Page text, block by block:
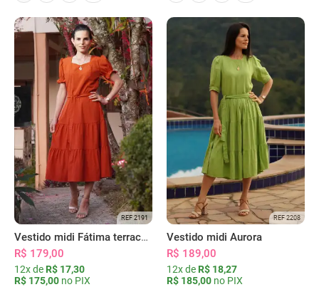
REF 2191
Vestido midi Fátima terracota
R$ 179,00
12x de R$ 17,30
R$ 175,00 no PIX
REF 2208
Vestido midi Aurora
R$ 189,00
12x de R$ 18,27
R$ 185,00 no PIX